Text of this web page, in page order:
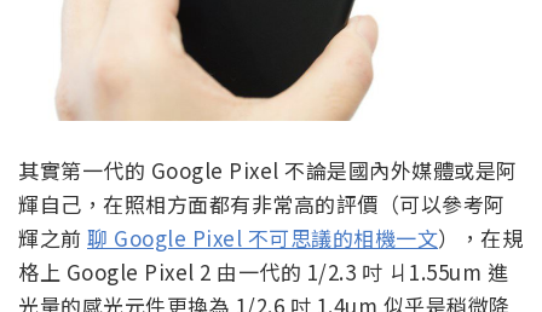
其實第一代的 Google Pixel 不論是國內外媒體或是阿
輝自己，在照相方面都有非常高的評價（可以參考阿
輝之前 聊 Google Pixel 不可思議的相機一文），在規
格上 Google Pixel 2 由一代的 1/2.3 吋 ㄐ1.55um 進
光量的感光元件更換為 1/2.6 吋 1.4um 似乎是稍微降